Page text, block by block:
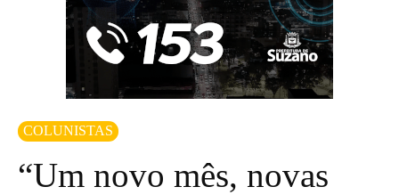
COLUNISTAS
“Um novo mês, novas